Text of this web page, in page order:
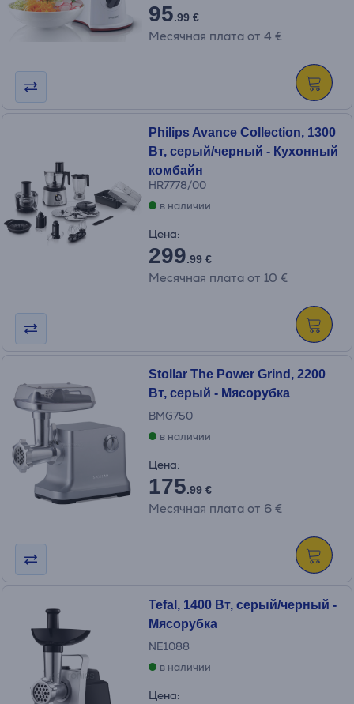
95.99 €
Месячная плата от 4 €
Philips Avance Collection, 1300
Вт, серый/черный - Кухонный
комбайн
HR7778/00
в наличии
Цена:
299.99 €
Месячная плата от 10 €
Stollar The Power Grind, 2200
Вт, серый - Мясорубка
BMG750
в наличии
Цена:
175.99 €
Месячная плата от 6 €
Tefal, 1400 Вт, серый/черный -
Мясорубка
NE1088
в наличии
Цена: